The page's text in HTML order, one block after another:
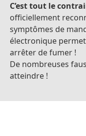
C’est tout le
officiellement
symptômes de
électronique
arrêter de fumer !
De nombreuses
atteindre !